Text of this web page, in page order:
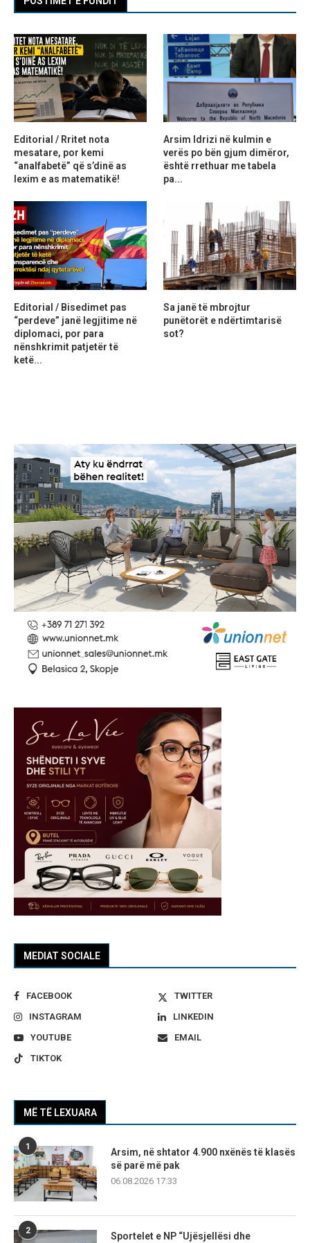
MEDIAT SOCIALE
FACEBOOK
TWITTER
INSTAGRAM
LINKEDIN
YOUTUBE
EMAIL
TIKTOK
MË TË LEXUARA
1
Arsim, në shtator 4.900 nxënës të klasës
së parë më pak
06.08.2026 17:33
2
Sportelet e NP “Ujësjellësi dhe
Editorial / Rritet nota
mesatare, por kemi
“analfabetë” që s’dinë as
lexim e as matematikë!
Arsim Idrizi në kulmin e
verës po bën gjum dimëror,
është rrethuar me tabela
pa...
Editorial / Bisedimet pas
“perdeve” janë legjitime në
diplomaci, por para
nënshkrimit patjetër të
ketë...
Sa janë të mbrojtur
punëtorët e ndërtimtarisë
sot?